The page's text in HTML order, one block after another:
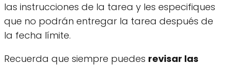
las instrucciones de la tarea y les especifiques
que no podrán entregar la tarea después de
la fecha límite.
Recuerda que siempre puedes revisar las